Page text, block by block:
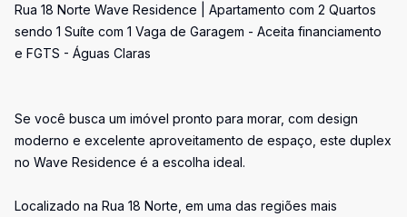
Rua 18 Norte Wave Residence | Apartamento com 2 Quartos
sendo 1 Suíte com 1 Vaga de Garagem - Aceita financiamento
e FGTS - Águas Claras
Se você busca um imóvel pronto para morar, com design
moderno e excelente aproveitamento de espaço, este duplex
no Wave Residence é a escolha ideal.
Localizado na Rua 18 Norte, em uma das regiões mais